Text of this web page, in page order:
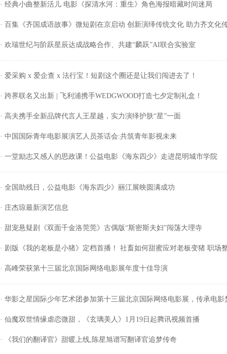
· 经典小曲整新活儿 电影《探清水河：重生》角色海报暗藏时间迷局
· 百集《齐国成语故事》微短剧在京启动 创新演绎传统文化 助力齐文化
· 欢瑞世纪与阶跃星辰达成战略合作、共建“麟跃”AI联合实验室
· 爱采购 x 爱企查 x 法行宝！短剧这个圈还是让我们闯进去了！
· 跨界联名又出新 | 飞利浦携手WEDGWOOD打造七夕定制礼盒！
· 高夫携手全新品牌代言人王星越，实力演绎护肤“星”一面
· 中国国际青年电影展演艺人员茶话会:共筑青年影视未来
· 一堂励志又感人的思政课！公益电影《海东四少》走进昆明城市学院
· 全国助残日，公益电影《海东四少》丽江展映圆满成功
· 庄杰琼最新演艺信息
· 甜宠悬疑剧《双面千金洛莞莞》古偶版“斯密斯夫妇”闯荡大理寺
· 剧版《我的老板是小猪》定档首播！ 社畜如何甜蜜应对老板变猪 职场
· 高峰荣获第十三届北京国际网络电影展年度十佳导演
· 华影之星国际少年艺术团参加第十三届北京国际网络电影展，传承电影
· 仙魔双世情缘虐恋微甜，《玄璃美人》1月19日起腾讯视频首播
· 《我们的翻译官》甜暖上线,陈星旭谱写翻译官追梦传奇